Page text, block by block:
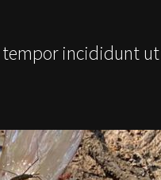
incididunt